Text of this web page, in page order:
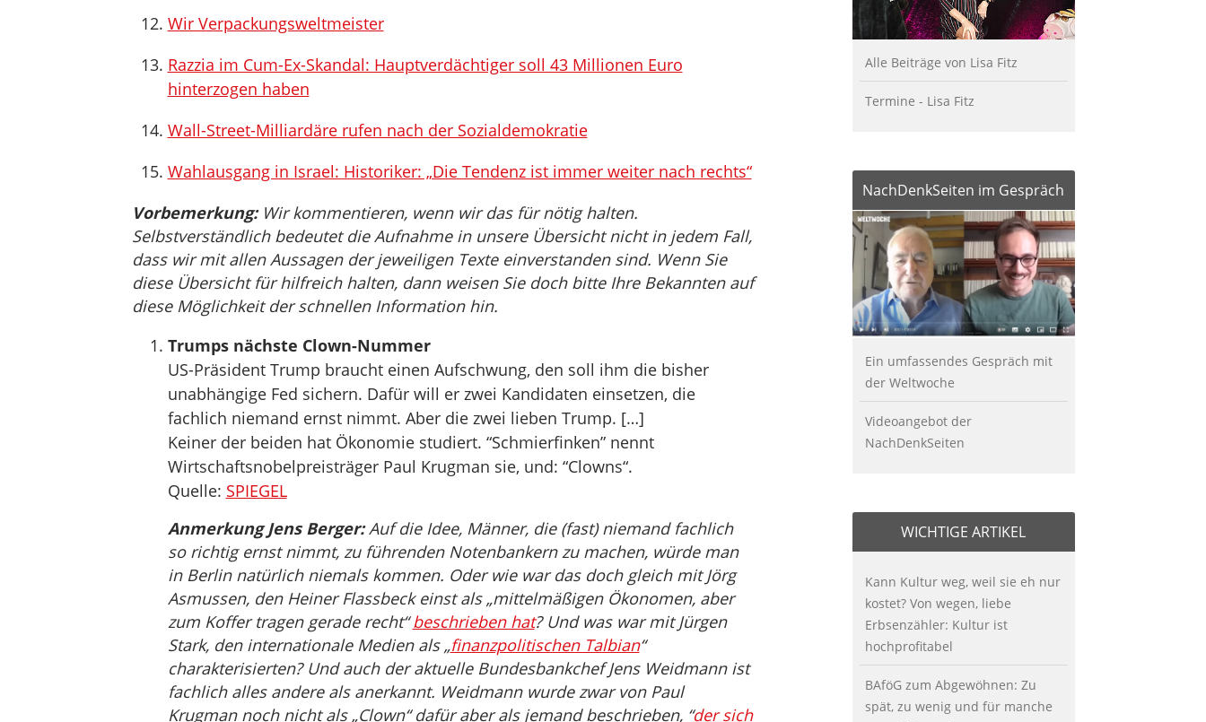
Wir Verpackungsweltmeister
Razzia im Cum-Ex-Skandal: Hauptverdächtiger soll 43 Millionen Euro
hinterzogen haben
Wall-Street-Milliardäre rufen nach der Sozialdemokratie
Wahlausgang in Israel: Historiker: „Die Tendenz ist immer weiter nach rechts“
Vorbemerkung:Wir kommentieren, wenn wir das für nötig halten.
Selbstverständlich bedeutet die Aufnahme in unsere Übersicht nicht in jedem Fall,
dass wir mit allen Aussagen der jeweiligen Texte einverstanden sind. Wenn Sie
diese Übersicht für hilfreich halten, dann weisen Sie doch bitte Ihre Bekannten auf
diese Möglichkeit der schnellen Information hin.
Trumps nächste Clown-Nummer
US-Präsident Trump braucht einen Aufschwung, den soll ihm die bisher
unabhängige Fed sichern. Dafür will er zwei Kandidaten einsetzen, die
fachlich niemand ernst nimmt. Aber die zwei lieben Trump. […]
Keiner der beiden hat Ökonomie studiert. “Schmierfinken” nennt
Wirtschaftsnobelpreisträger Paul Krugman sie, und: “Clowns“.
Quelle: SPIEGEL
Anmerkung Jens Berger:Auf die Idee, Männer, die (fast) niemand fachlich
so richtig ernst nimmt, zu führenden Notenbankern zu machen, würde man
in Berlin natürlich niemals kommen. Oder wie war das doch gleich mit Jörg
Asmussen, den Heiner Flassbeck einst als „mittelmäßigen Ökonomen, aber
zum Koffer tragen gerade recht“beschrieben hat? Und was war mit Jürgen
Stark, den internationale Medien als „finanzpolitischen Talbian“
charakterisierten? Und auch der aktuelle Bundesbankchef Jens Weidmann ist
fachlich alles andere als anerkannt. Weidmann wurde zwar von Paul
Krugman noch nicht als „Clown“ dafür aber als jemand beschrieben, “der sich
Alle Beiträge von Lisa Fitz
Termine - Lisa Fitz
NachDenkSeiten im Gespräch
Ein umfassendes Gespräch mit
der Weltwoche
Videoangebot der
NachDenkSeiten
WICHTIGE ARTIKEL
Kann Kultur weg, weil sie eh nur
kostet? Von wegen, liebe
Erbsenzähler: Kultur ist
hochprofitabel
BAföG zum Abgewöhnen: Zu
spät, zu wenig und für manche